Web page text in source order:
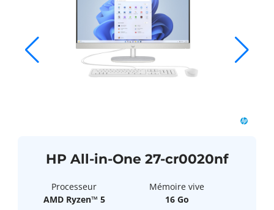
HP All-in-One 27-cr0020nf
Processeur
AMD Ryzen™ 5
Mémoire vive
16 Go